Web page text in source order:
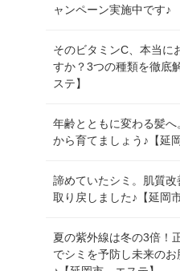
ャンペーン実施中です♪
そのビタミンC、本当に
すか？3つの種類を徹底
ステ】
年齢とともに変わる髪
から育てましょう♪【延
諦めていたシミ。肌質
取り戻しました♪【延岡
夏の紫外線は冬の3倍！
でシミを予防し未来のお